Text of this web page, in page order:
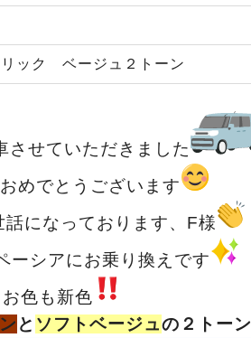
リック ベージュ２トーン
させていただきました
めでとうございます
話になっております、F様
ーシアにお乗り換えです
お色も新色
と ソフトベージュの２トーン